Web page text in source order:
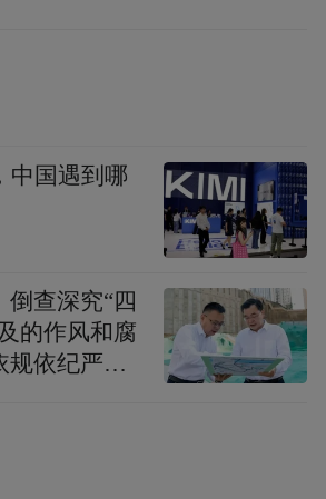
中国遇到哪
查深究“四
的作风和腐
规依纪严肃